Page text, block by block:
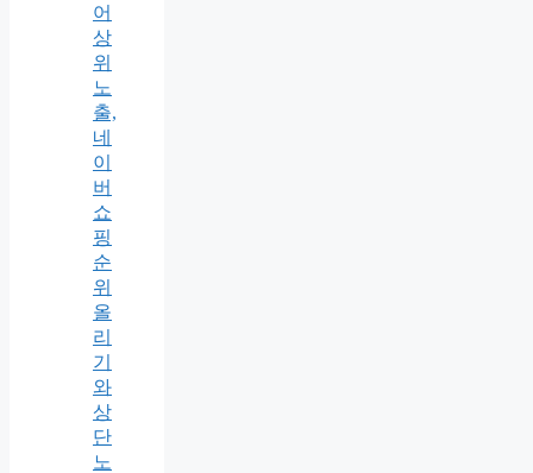
어
상
위
노
출,
네
이
버
쇼
핑
순
위
올
리
기
와
상
단
노